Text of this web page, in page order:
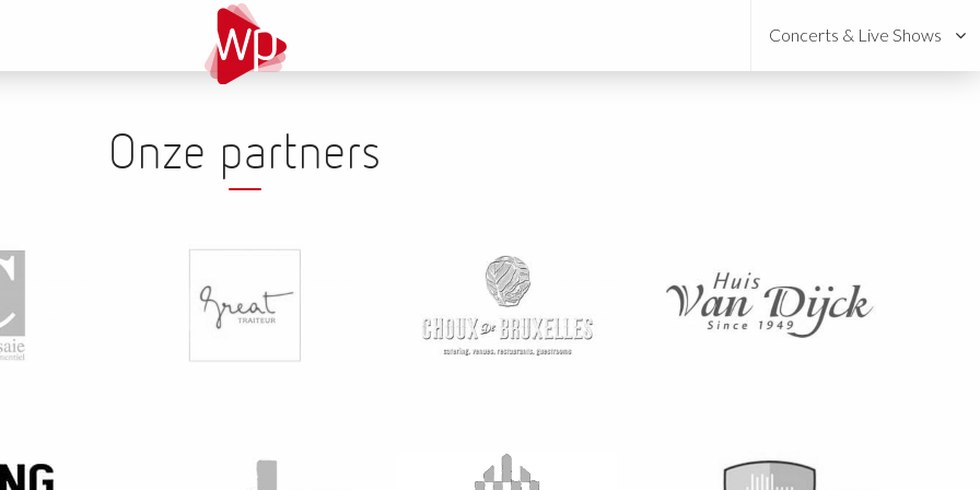
Concerts & Live Shows
Onze partners